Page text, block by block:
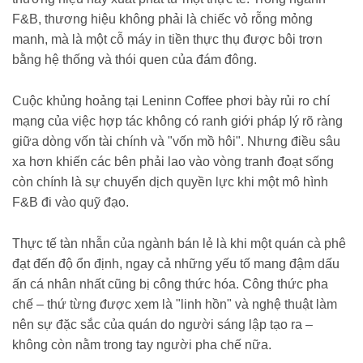
F&B, thương hiệu không phải là chiếc vỏ rỗng mỏng
manh, mà là một cỗ máy in tiền thực thụ được bôi trơn
bằng hệ thống và thói quen của đám đông.
Cuộc khủng hoảng tại Leninn Coffee phơi bày rủi ro chí
mạng của việc hợp tác không có ranh giới pháp lý rõ ràng
giữa dòng vốn tài chính và "vốn mồ hôi". Nhưng điều sâu
xa hơn khiến các bên phải lao vào vòng tranh đoạt sống
còn chính là sự chuyển dịch quyền lực khi một mô hình
F&B đi vào quỹ đạo.
Thực tế tàn nhẫn của ngành bán lẻ là khi một quán cà phê
đạt đến độ ổn định, ngay cả những yếu tố mang đậm dấu
ấn cá nhân nhất cũng bị công thức hóa. Công thức pha
chế – thứ từng được xem là "linh hồn" và nghệ thuật làm
nên sự đặc sắc của quán do người sáng lập tạo ra –
không còn nằm trong tay người pha chế nữa.